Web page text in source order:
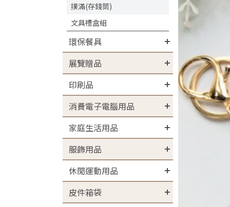
撲滿(存錢筒)
文具禮盒組
環保餐具
展覽贈品
印刷品
消費電子電腦用品
家庭生活用品
服飾用品
休閒運動用品
皮件箱袋